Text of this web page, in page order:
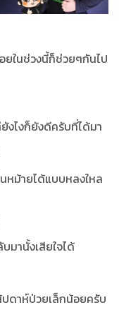
ยในช่วงนี้ก็ช่วยๆกันไป
ยังไงก็ยังดีครับที่ได้มา
หม้ายได้แบบหลงใหล
มานั้งเสียใจได้
ดาห์ป่วยเล็กน้อยครับ